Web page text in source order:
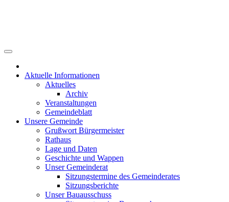
Aktuelle Informationen
Aktuelles
Archiv
Veranstaltungen
Gemeindeblatt
Unsere Gemeinde
Grußwort Bürgermeister
Rathaus
Lage und Daten
Geschichte und Wappen
Unser Gemeinderat
Sitzungstermine des Gemeinderates
Sitzungsberichte
Unser Bauausschuss